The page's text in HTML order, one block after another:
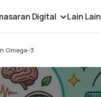
Digital Lain Lain
Omega-3